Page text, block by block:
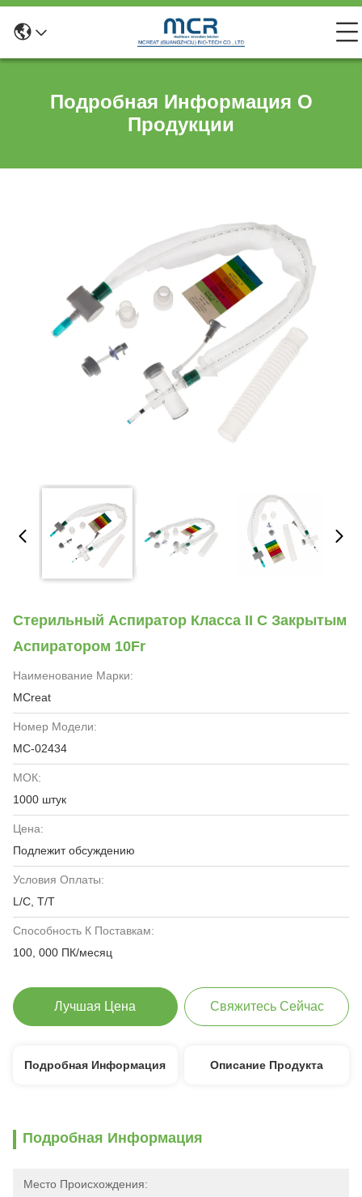
Подробная Информация О
Продукции
Стерильный Аспиратор Класса II С Закрытым
Аспиратором 10Fr
Наименование Марки:
MCreat
Номер Модели:
MC-02434
МОК:
1000 штук
Цена:
Подлежит обсуждению
Условия Оплаты:
L/C, T/T
Способность К Поставкам:
100, 000 ПК/месяц
Лучшая Цена Свяжитесь Сейчас
Подробная Информация Описание Продукта
Подробная Информация
Место Происхождения: